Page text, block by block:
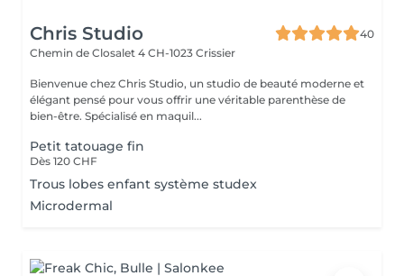
Chris Studio
40
Chemin de Closalet 4 CH-1023 Crissier
Bienvenue chez Chris Studio, un studio de beauté moderne et
élégant pensé pour vous offrir une véritable parenthèse de
bien-être. Spécialisé en maquil...
Petit tatouage fin
Dès 120 CHF
Trous lobes enfant système studex
Microdermal